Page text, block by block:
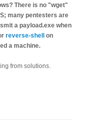
There is no "wget"
many pentesters are
a payload.exe when
reverse-shell
on
a machine.
from solutions.